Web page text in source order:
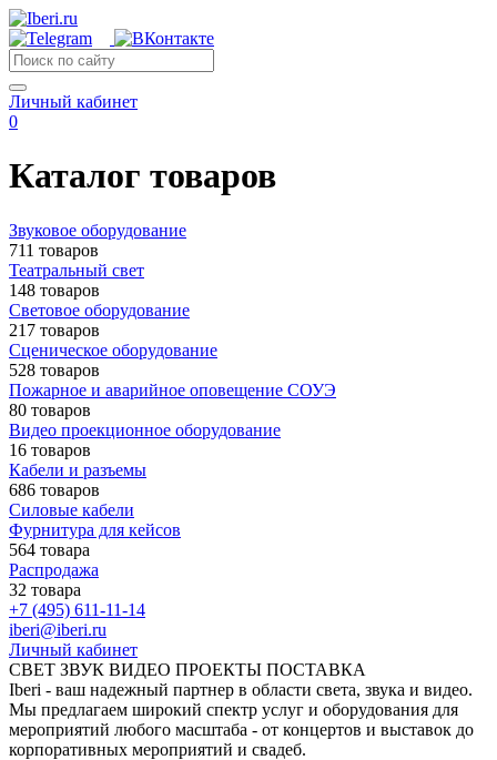
Личный кабинет
0
Каталог товаров
Звуковое оборудование
711 товаров
Театральный свет
148 товаров
Световое оборудование
217 товаров
Сценическое оборудование
528 товаров
Пожарное и аварийное оповещение СОУЭ
80 товаров
Видео проекционное оборудование
16 товаров
Кабели и разъемы
686 товаров
Силовые кабели
Фурнитура для кейсов
564 товара
Распродажа
32 товара
+7 (495) 611-11-14
iberi@iberi.ru
Личный кабинет
СВЕТ ЗВУК ВИДЕО ПРОЕКТЫ ПОСТАВКА
Iberi - ваш надежный партнер в области света, звука и видео.
Мы предлагаем широкий спектр услуг и оборудования для
мероприятий любого масштаба - от концертов и выставок до
корпоративных мероприятий и свадеб.